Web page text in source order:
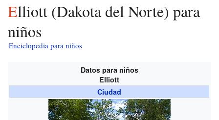
Elliott (Dakota del Norte) para
niños
Enciclopedia para niños
Datos para niños
Elliott
Ciudad